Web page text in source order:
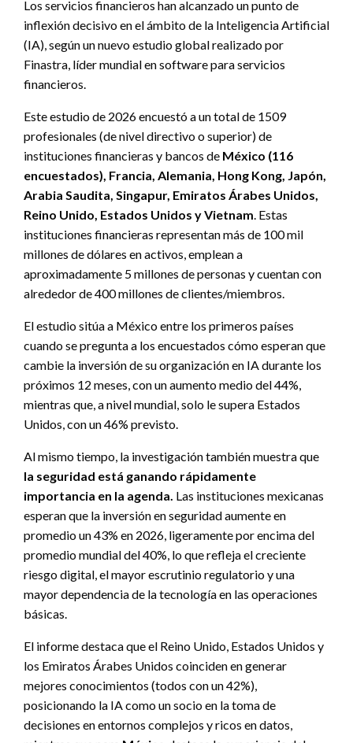
Los servicios financieros han alcanzado un punto de
inflexión decisivo en el ámbito de la Inteligencia Artificial
(IA), según un nuevo estudio global realizado por
Finastra, líder mundial en software para servicios
financieros.
Este estudio de 2026 encuestó a un total de 1509
profesionales (de nivel directivo o superior) de
instituciones financieras y bancos de México (116
encuestados), Francia, Alemania, Hong Kong, Japón,
Arabia Saudita, Singapur, Emiratos Árabes Unidos,
Reino Unido, Estados Unidos y Vietnam . Estas
instituciones financieras representan más de 100 mil
millones de dólares en activos, emplean a
aproximadamente 5 millones de personas y cuentan con
alrededor de 400 millones de clientes/miembros.
El estudio sitúa a México entre los primeros países
cuando se pregunta a los encuestados cómo esperan que
cambie la inversión de su organización en IA durante los
próximos 12 meses, con un aumento medio del 44%,
mientras que, a nivel mundial, solo le supera Estados
Unidos, con un 46% previsto.
Al mismo tiempo, la investigación también muestra que
la seguridad está ganando rápidamente
importancia en la agenda. Las instituciones mexicanas
esperan que la inversión en seguridad aumente en
promedio un 43% en 2026, ligeramente por encima del
promedio mundial del 40%, lo que refleja el creciente
riesgo digital, el mayor escrutinio regulatorio y una
mayor dependencia de la tecnología en las operaciones
básicas.
El informe destaca que el Reino Unido, Estados Unidos y
los Emiratos Árabes Unidos coinciden en generar
mejores conocimientos (todos con un 42%),
posicionando la IA como un socio en la toma de
decisiones en entornos complejos y ricos en datos,